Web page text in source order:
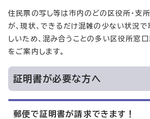
住民票の写し等は市内のどの区役所・支
が、現状、できるだけ混雑の少ない状況で
しいため、混み合うことの多い区役所窓
をご案内します。
証明書が必要な方へ
郵便で証明書が請求できます！